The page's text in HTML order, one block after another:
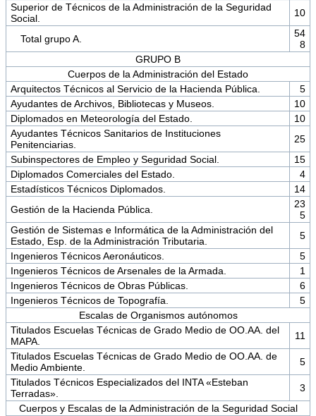
Superior de Técnicos de la Administración de la Seguridad
Social.
10
Total grupo A.
54
8
GRUPO B
Cuerpos de la Administración del Estado
Arquitectos Técnicos al Servicio de la Hacienda Pública.
5
Ayudantes de Archivos, Bibliotecas y Museos.
10
Diplomados en Meteorología del Estado.
10
Ayudantes Técnicos Sanitarios de Instituciones
Penitenciarias.
25
Subinspectores de Empleo y Seguridad Social.
15
Diplomados Comerciales del Estado.
4
Estadísticos Técnicos Diplomados.
14
Gestión de la Hacienda Pública.
23
5
Gestión de Sistemas e Informática de la Administración del
Estado, Esp. de la Administración Tributaria.
5
Ingenieros Técnicos Aeronáuticos.
5
Ingenieros Técnicos de Arsenales de la Armada.
1
Ingenieros Técnicos de Obras Públicas.
6
Ingenieros Técnicos de Topografía.
5
Escalas de Organismos autónomos
Titulados Escuelas Técnicas de Grado Medio de OO.AA. del
MAPA.
11
Titulados Escuelas Técnicas de Grado Medio de OO.AA. de
Medio Ambiente.
5
Titulados Técnicos Especializados del INTA «Esteban
Terradas».
3
Cuerpos y Escalas de la Administración de la Seguridad Social